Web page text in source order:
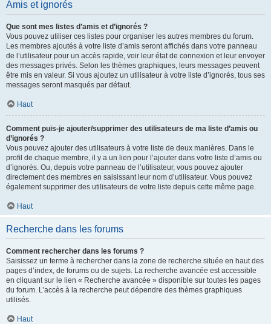
Amis et ignorés
Que sont mes listes d’amis et d’ignorés ?
Vous pouvez utiliser ces listes pour organiser les autres membres du forum.
Les membres ajoutés à votre liste d’amis seront affichés dans votre panneau
de l’utilisateur pour un accès rapide, voir leur état de connexion et leur envoyer
des messages privés. Selon les thèmes graphiques, leurs messages peuvent
être mis en valeur. Si vous ajoutez un utilisateur à votre liste d’ignorés, tous ses
messages seront masqués par défaut.
Haut
Comment puis-je ajouter/supprimer des utilisateurs de ma liste d’amis ou
d’ignorés ?
Vous pouvez ajouter des utilisateurs à votre liste de deux manières. Dans le
profil de chaque membre, il y a un lien pour l’ajouter dans votre liste d’amis ou
d’ignorés. Ou, depuis votre panneau de l’utilisateur, vous pouvez ajouter
directement des membres en saisissant leur nom d’utilisateur. Vous pouvez
également supprimer des utilisateurs de votre liste depuis cette même page.
Haut
Recherche dans les forums
Comment rechercher dans les forums ?
Saisissez un terme à rechercher dans la zone de recherche située en haut des
pages d’index, de forums ou de sujets. La recherche avancée est accessible
en cliquant sur le lien « Recherche avancée » disponible sur toutes les pages
du forum. L’accès à la recherche peut dépendre des thèmes graphiques
utilisés.
Haut